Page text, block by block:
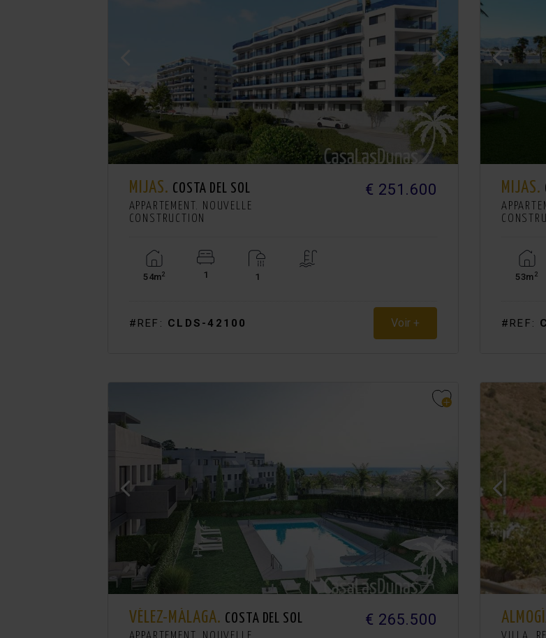
MIJAS. COSTA DEL SOL
APPARTEMENT. NOUVELLE
CONSTRUCTION
€ 251.600
54m2 1 1
#REF: CLDS-42100 Voir +
MIJAS.
53m2
#REF:
VÉLEZ-MÁLAGA. COSTA DEL SOL € 265.500